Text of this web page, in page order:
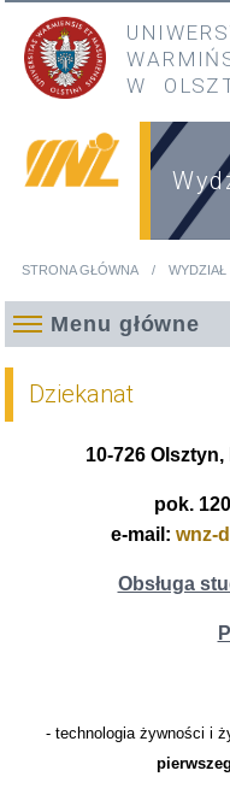
Przejdź do treści
Przejdź do menu głównego
W
STRONA GŁÓWNA WYDZIAŁ
Menu główne
Dziekanat
10-726
pok.
e-mail: wnz-
Obsługa
- technologia żywności i